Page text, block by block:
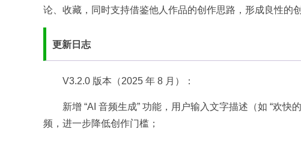
论、收藏，同时支持借鉴他人作品的创作思路，形成良性的
更新日志​
V3.2.0 版本（2025 年 8 月）：​
新增 “AI 音频生成” 功能，用户输入文字描述（如 “欢
频，进一步降低创作门槛；​